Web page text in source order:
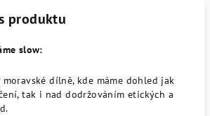
produktu
slow:
moravské dílně, kde máme dohled jak
tak i nad dodržováním etických a